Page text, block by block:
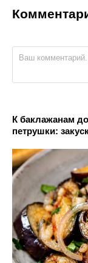
К баклажанам
петрушки: